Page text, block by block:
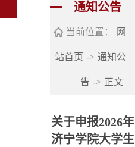
通知公告
当前位置： 网
站首页 -> 通知公
告 -> 正文
关于申报2026年
济宁学院大学生